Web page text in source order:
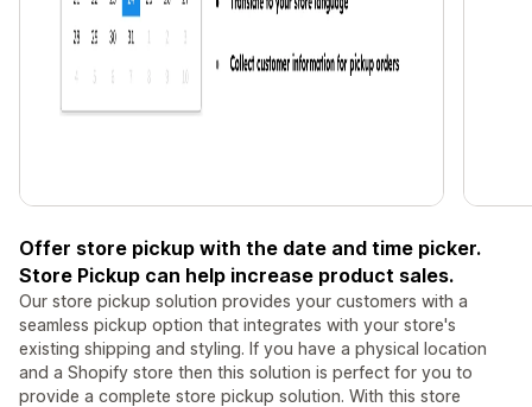
Offer store pickup with the date and time picker.
Store Pickup can help increase product sales.
Our store pickup solution provides your customers with a
seamless pickup option that integrates with your store's
existing shipping and styling. If you have a physical location
and a Shopify store then this solution is perfect for you to
provide a complete store pickup solution. With this store